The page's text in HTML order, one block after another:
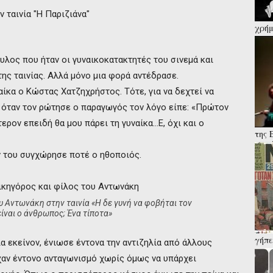
που ήταν οι γυναικοκατακτητές του σινεμά και
ταινίας. Αλλά μόνο μια φορά αντέδρασε.
ο Κώστας Χατζηχρήστος. Τότε, για να δεχτεί να
τον ρώτησε ο παραγωγός τον λόγο είπε: «Πρώτον
επειδή θα μου πάρει τη γυναίκα…Ε, όχι και ο
συγχώρησε ποτέ ο ηθοποιός.
Αντωνάκη στην ταινία «Η δε γυνή να φοβήται τον
ο άνθρωπος; Ένα τίποτα»
εκείνον, ένιωσε έντονα την αντιζηλία από άλλους
έντονο ανταγωνισμό χωρίς όμως να υπάρχει
της